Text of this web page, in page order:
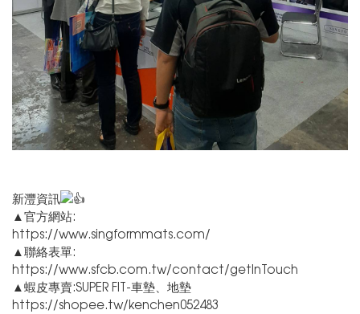
新灃資訊
▲官方網站:
https://www.singformmats.com/
▲聯絡表單:
https://www.sfcb.com.tw/contact/getInTouch
▲蝦皮專賣:SUPER FIT-車墊、地墊
https://shopee.tw/kenchen052483